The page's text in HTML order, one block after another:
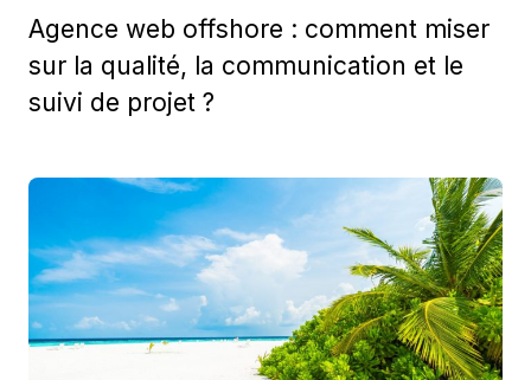
Agence web offshore : comment miser
sur la qualité, la communication et le
suivi de projet ?